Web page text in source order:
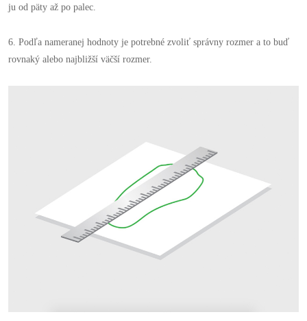
ju od päty až po palec.
6. Podľa nameranej hodnoty je potrebné zvoliť správny rozmer a to buď
rovnaký alebo najbližší väčší rozmer.